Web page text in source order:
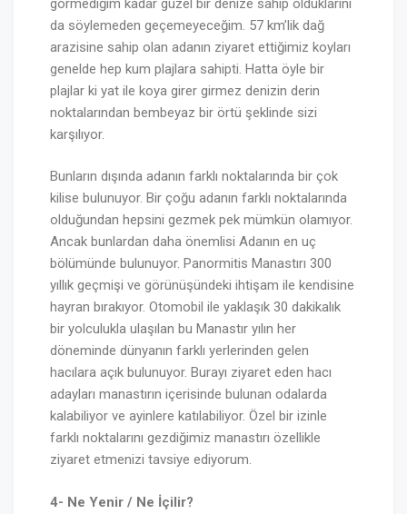
görmediğim kadar güzel bir denize sahip olduklarını
da söylemeden geçemeyeceğim. 57 km’lik dağ
arazisine sahip olan adanın ziyaret ettiğimiz koyları
genelde hep kum plajlara sahipti. Hatta öyle bir
plajlar ki yat ile koya girer girmez denizin derin
noktalarından bembeyaz bir örtü şeklinde sizi
karşılıyor.
Bunların dışında adanın farklı noktalarında bir çok
kilise bulunuyor. Bir çoğu adanın farklı noktalarında
olduğundan hepsini gezmek pek mümkün olamıyor.
Ancak bunlardan daha önemlisi Adanın en uç
bölümünde bulunuyor. Panormitis Manastırı 300
yıllık geçmişi ve görünüşündeki ihtişam ile kendisine
hayran bırakıyor. Otomobil ile yaklaşık 30 dakikalık
bir yolculukla ulaşılan bu Manastır yılın her
döneminde dünyanın farklı yerlerinden gelen
hacılara açık bulunuyor. Burayı ziyaret eden hacı
adayları manastırın içerisinde bulunan odalarda
kalabiliyor ve ayinlere katılabiliyor. Özel bir izinle
farklı noktalarını gezdiğimiz manastırı özellikle
ziyaret etmenizi tavsiye ediyorum.
4- Ne Yenir / Ne İçilir?